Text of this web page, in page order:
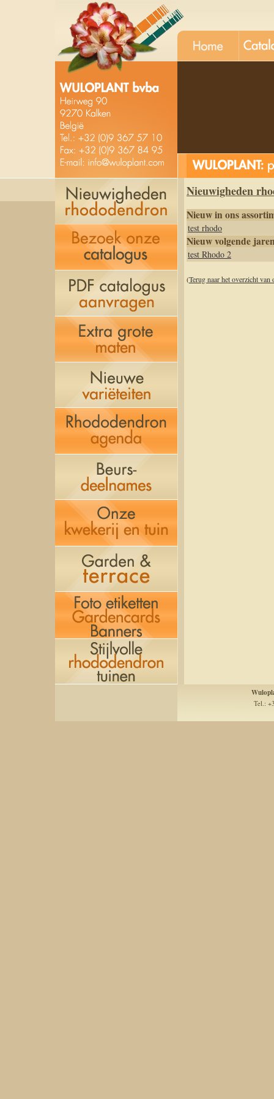
Nieuwigheden
Nieuw in ons
test rhodo
Nieuw volgende
test Rhodo 2
(Terug naar het overzicht van
Tel.: